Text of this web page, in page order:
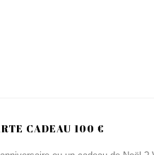
CADEAU 100 €